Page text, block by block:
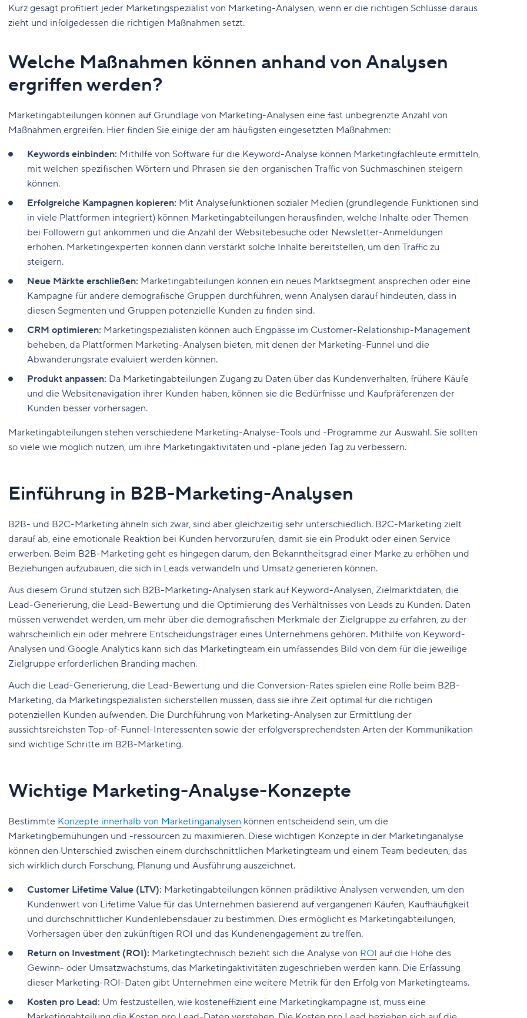
Kurz gesagt profitiert jeder Marketingspezialist von Marketing-Analysen, wenn er die richtigen Schlüsse daraus
zieht und infolgedessen die richtigen Maßnahmen setzt.
Welche Maßnahmen können anhand von Analysen
ergriffen werden?
Marketingabteilungen können auf Grundlage von Marketing-Analysen eine fast unbegrenzte Anzahl von
Maßnahmen ergreifen. Hier finden Sie einige der am häufigsten eingesetzten Maßnahmen:
Keywords einbinden: Mithilfe von Software für die Keyword-Analyse können Marketingfachleute ermitteln,
mit welchen spezifischen Wörtern und Phrasen sie den organischen Traffic von Suchmaschinen steigern
können.
Erfolgreiche Kampagnen kopieren: Mit Analysefunktionen sozialer Medien (grundlegende Funktionen sind
in viele Plattformen integriert) können Marketingabteilungen herausfinden, welche Inhalte oder Themen
bei Followern gut ankommen und die Anzahl der Websitebesuche oder Newsletter-Anmeldungen
erhöhen. Marketingexperten können dann verstärkt solche Inhalte bereitstellen, um den Traffic zu
steigern.
Neue Märkte erschließen: Marketingabteilungen können ein neues Marktsegment ansprechen oder eine
Kampagne für andere demografische Gruppen durchführen, wenn Analysen darauf hindeuten, dass in
diesen Segmenten und Gruppen potenzielle Kunden zu finden sind.
CRM optimieren: Marketingspezialisten können auch Engpässe im Customer-Relationship-Management
beheben, da Plattformen Marketing-Analysen bieten, mit denen der Marketing-Funnel und die
Abwanderungsrate evaluiert werden können.
Produkt anpassen: Da Marketingabteilungen Zugang zu Daten über das Kundenverhalten, frühere Käufe
und die Websitenavigation ihrer Kunden haben, können sie die Bedürfnisse und Kaufpräferenzen der
Kunden besser vorhersagen.
Marketingabteilungen stehen verschiedene Marketing-Analyse-Tools und -Programme zur Auswahl. Sie sollten
so viele wie möglich nutzen, um ihre Marketingaktivitäten und -pläne jeden Tag zu verbessern.
Einführung in B2B-Marketing-Analysen
B2B- und B2C-Marketing ähneln sich zwar, sind aber gleichzeitig sehr unterschiedlich. B2C-Marketing zielt
darauf ab, eine emotionale Reaktion bei Kunden hervorzurufen, damit sie ein Produkt oder einen Service
erwerben. Beim B2B-Marketing geht es hingegen darum, den Bekanntheitsgrad einer Marke zu erhöhen und
Beziehungen aufzubauen, die sich in Leads verwandeln und Umsatz generieren können.
Aus diesem Grund stützen sich B2B-Marketing-Analysen stark auf Keyword-Analysen, Zielmarktdaten, die
Lead-Generierung, die Lead-Bewertung und die Optimierung des Verhältnisses von Leads zu Kunden. Daten
müssen verwendet werden, um mehr über die demografischen Merkmale der Zielgruppe zu erfahren, zu der
wahrscheinlich ein oder mehrere Entscheidungsträger eines Unternehmens gehören. Mithilfe von Keyword-
Analysen und Google Analytics kann sich das Marketingteam ein umfassendes Bild von dem für die jeweilige
Zielgruppe erforderlichen Branding machen.
Auch die Lead-Generierung, die Lead-Bewertung und die Conversion-Rates spielen eine Rolle beim B2B-
Marketing, da Marketingspezialisten sicherstellen müssen, dass sie ihre Zeit optimal für die richtigen
potenziellen Kunden aufwenden. Die Durchführung von Marketing-Analysen zur Ermittlung der
aussichtsreichsten Top-of-Funnel-Interessenten sowie der erfolgversprechendsten Arten der Kommunikation
sind wichtige Schritte im B2B-Marketing.
Wichtige Marketing-Analyse-Konzepte
Bestimmte Konzepte innerhalb von Marketinganalysen können entscheidend sein, um die
Marketingbemühungen und -ressourcen zu maximieren. Diese wichtigen Konzepte in der Marketinganalyse
können den Unterschied zwischen einem durchschnittlichen Marketingteam und einem Team bedeuten, das
sich wirklich durch Forschung, Planung und Ausführung auszeichnet.
Customer Lifetime Value (LTV): Marketingabteilungen können prädiktive Analysen verwenden, um den
Kundenwert von Lifetime Value für das Unternehmen basierend auf vergangenen Käufen, Kaufhäufigkeit
und durchschnittlicher Kundenlebensdauer zu bestimmen. Dies ermöglicht es Marketingabteilungen,
Vorhersagen über den zukünftigen ROI und das Kundenengagement zu treffen.
Return on Investment (ROI): Marketingtechnisch bezieht sich die Analyse von ROI auf die Höhe des
Gewinn- oder Umsatzwachstums, das Marketingaktivitäten zugeschrieben werden kann. Die Erfassung
dieser Marketing-ROI-Daten gibt Unternehmen eine weitere Metrik für den Erfolg von Marketingteams.
Kosten pro Lead: Um festzustellen, wie kosteneffizient eine Marketingkampagne ist, muss eine